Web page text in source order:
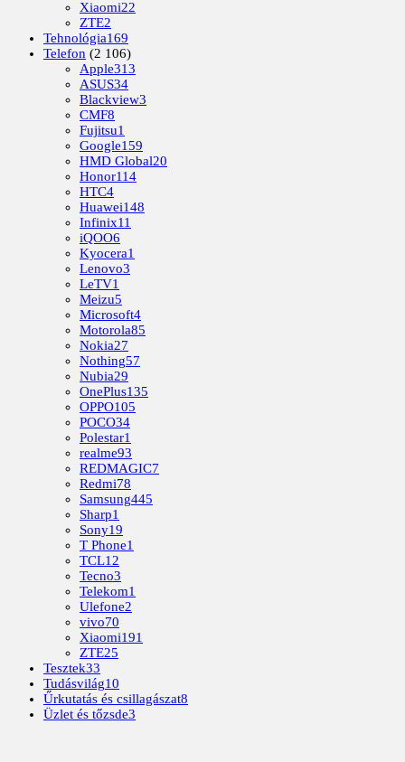
Xiaomi22
ZTE2
Tehnológia169
Telefon (2 106)
Apple313
ASUS34
Blackview3
CMF8
Fujitsu1
Google159
HMD Global20
Honor114
HTC4
Huawei148
Infinix11
iQOO6
Kyocera1
Lenovo3
LeTV1
Meizu5
Microsoft4
Motorola85
Nokia27
Nothing57
Nubia29
OnePlus135
OPPO105
POCO34
Polestar1
realme93
REDMAGIC7
Redmi78
Samsung445
Sharp1
Sony19
T Phone1
TCL12
Tecno3
Telekom1
Ulefone2
vivo70
Xiaomi191
ZTE25
Tesztek33
Tudásvilág10
Űrkutatás és csillagászat8
Üzlet és tőzsde3